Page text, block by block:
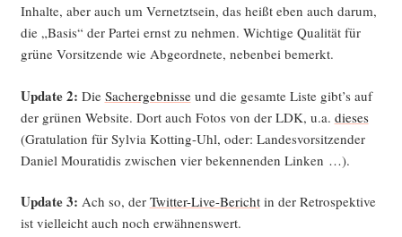
Inhal­te, aber auch um Ver­netzt­sein, das heißt eben auch dar­um,
die „Basis“ der Par­tei ernst zu neh­men. Wich­ti­ge Qua­li­tät für
grü­ne Vor­sit­zen­de wie Abge­ord­ne­te, neben­bei bemerkt.
Update 2: Die Sach­er­geb­nis­seund die gesam­te Lis­te gibt’s auf
der grü­nen Web­site. Dort auch Fotos von der LDK, u.a. die­ses
(Gra­tu­la­ti­on für Syl­via Kot­ting-Uhl, oder: Lan­des­vor­sit­zen­der
Dani­el Mou­rat­i­dis zwi­schen vier beken­nen­den Linken …).
Update 3: Ach so, der Twit­ter-Live-Berichtin der Retro­spek­ti­ve
ist viel­leicht auch noch erwähnenswert.